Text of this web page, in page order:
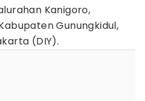
Kanigoro,
Gunungkidul,
(DIY).